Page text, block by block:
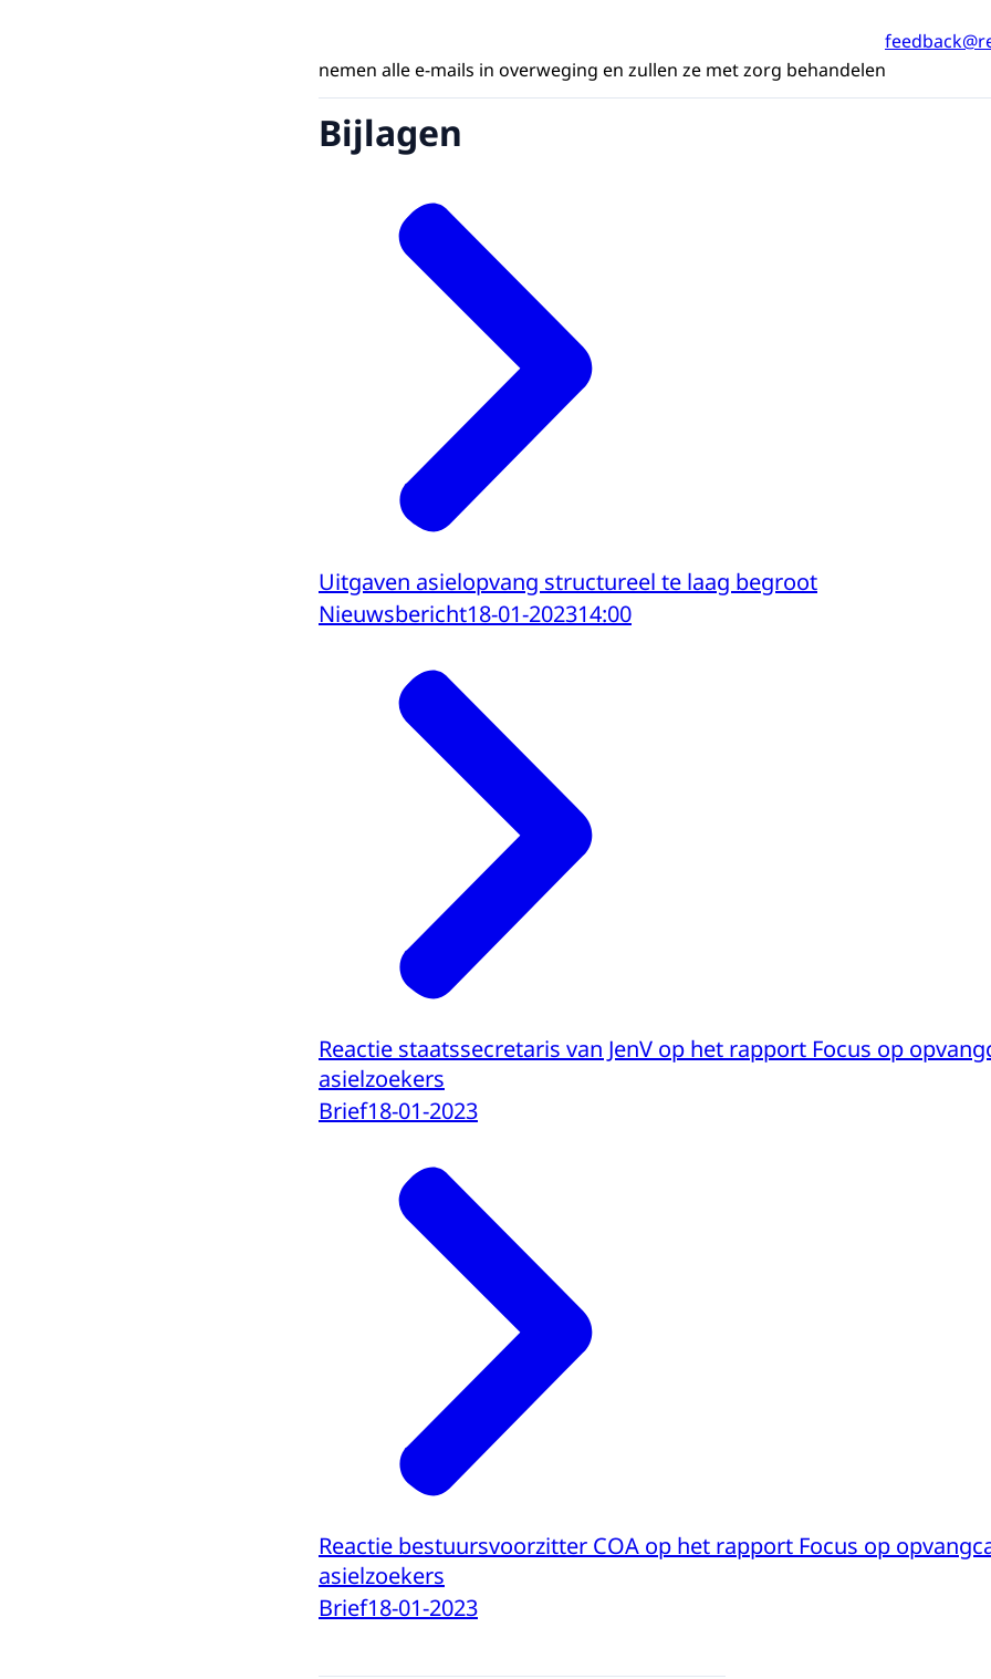
nemen alle e-mails in overweging en zullen ze met zorg behandelen
Bijlagen
Uitgaven asielopvang structureel te laag begroot
Nieuwsbericht18-01-202314:00
Reactie staatssecretaris van JenV op het rapport Focus op
asielzoekers
Brief18-01-2023
Reactie bestuursvoorzitter COA op het rapport Focus op
asielzoekers
Brief18-01-2023